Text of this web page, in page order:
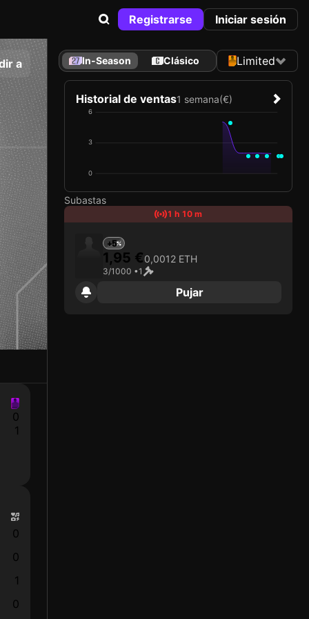
Registrarse Iniciar sesión
a
0
1
0
0
1
0
In-Season Clásico Limited
Historial de ventas1 semana(€)
0
3
6
Subastas
1 h 10 m
+5
1,95 €0,0012 ETH
3/1000 •1
Pujar